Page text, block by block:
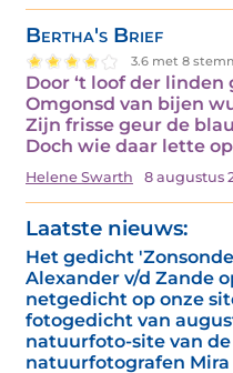
Bertha's Brief
3.6 met 8
Door ‘t loof der
Omgonsd van bijen
Zijn frisse geur de
Doch wie daar lette
Helene Swarth 8 augustus
Laatste nieuws:
Het gedicht
Alexander v/d Zande
netgedicht op onze
fotogedicht van
natuurfoto-site van
natuurfotografen Mira